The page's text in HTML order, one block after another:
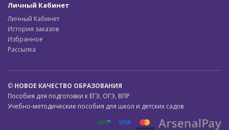
Личный Кабинет
Личный Кабинет
История заказов
Избранное
Рассылка
© НОВОЕ КАЧЕСТВО ОБРАЗОВАНИЯ
Пособия для подготовки к ЕГЭ, ОГЭ, ВПР
Учебно-методические пособия для школ и детских садов